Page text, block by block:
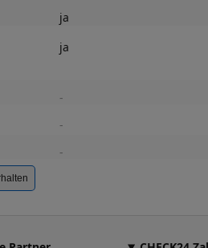
ja
ja
-
-
-